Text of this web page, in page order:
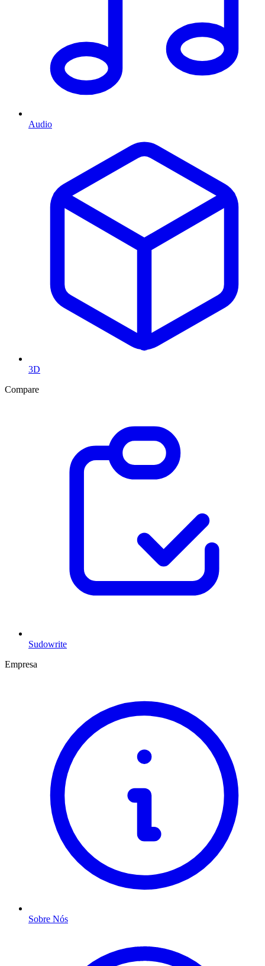
Audio
3D
Compare
Sudowrite
Empresa
Sobre Nós